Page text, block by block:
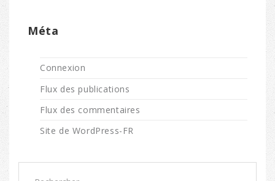
Méta
Connexion
Flux des publications
Flux des commentaires
Site de WordPress-FR